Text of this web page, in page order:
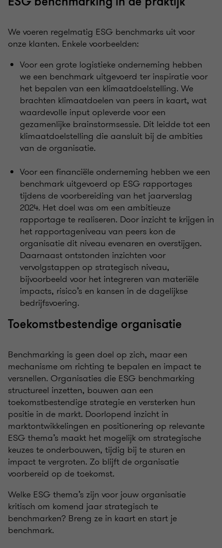
We voeren regelmatig ESG benchmarks uit voor
onze klanten. Enkele voorbeelden:
Voor een grote logistieke onderneming hebben
we een benchmark uitgevoerd ter inspiratie voor
het bepalen van een klimaatdoelstelling. We
brachten klimaatdoelen van peers in kaart, wat
waardevolle input opleverde voor een
gezamenlijke brainstormsessie. Dit leidde tot een
klimaatdoelstelling die aansluit bij de ambities
van de organisatie.
Voor een financiële onderneming hebben we een
benchmark uitgevoerd op ESG rapportages
tijdens de voorbereiding van het jaarverslag
2024. Het doel was om een ambitieuze
rapportage te realiseren. Door inzicht te krijgen in
het rapportageniveau van peers kon de
organisatie dit niveau evenaren en overstijgen.
Daarnaast ontstonden inzichten voor
vervolgstappen op strategisch niveau,
bijvoorbeeld voor het integreren van materiële
impacts, risico’s en kansen in de dagelijkse
bedrijfsvoering.
Toekomstbestendige organisatie
Benchmarking is geen doel op zich, maar een
mechanisme om richting te bepalen en impact te
versnellen. Organisaties die ESG benchmarking
structureel inzetten, bouwen aan een
toekomstbestendige strategie en versterken hun
positie in de markt. Doorlopend inzicht in
marktontwikkelingen en positionering op relevante
ESG thema’s maakt het mogelijk om strategische
keuzes te onderbouwen, tijdig bij te sturen en
impact te vergroten. Zo blijft de organisatie
voorbereid op de toekomst.
Welke ESG thema’s zijn voor jouw organisatie
kritisch om komend jaar strategisch te
benchmarken? Breng ze in kaart en start je
benchmark.